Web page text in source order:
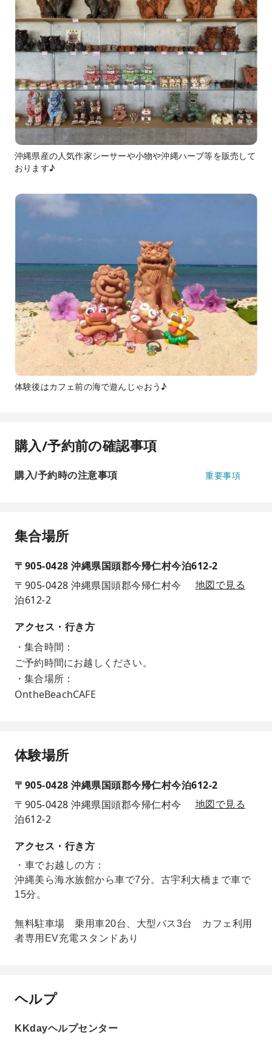
沖縄県産の人気作家シーサーや小物や沖縄ハーブ等を販売して
おります♪
体験後はカフェ前の海で遊んじゃおう♪
購入/予約前の確認事項
購入/予約時の注意事項 重要事項
集合場所
〒905-0428 沖縄県国頭郡今帰仁村今泊612-2
〒905-0428 沖縄県国頭郡今帰仁村今
泊612-2
地図で見る
アクセス・行き方
・集合時間：
ご予約時間にお越しください。
・集合場所：
OntheBeachCAFE
体験場所
〒905-0428 沖縄県国頭郡今帰仁村今泊612-2
〒905-0428 沖縄県国頭郡今帰仁村今
泊612-2
地図で見る
アクセス・行き方
・車でお越しの方：
沖縄美ら海水族館から車で7分。古宇利大橋まで車で
15分。
無料駐車場 乗用車20台、大型バス3台 カフェ利用
者専用EV充電スタンドあり
ヘルプ
KKdayヘルプセンター